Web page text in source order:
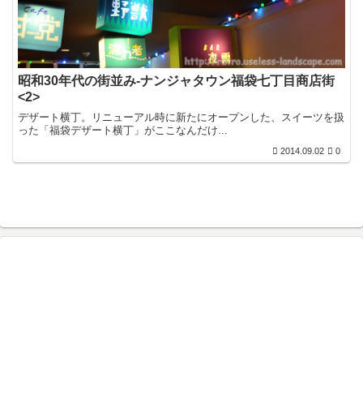
昭和30年代の街並み-ナンジャタウン福袋七丁目商店街
<2>
デザート横丁。リニューアル時に新たにオープンした、スイーツを扱
った「福袋デザート横丁」がここなんだけ...
2014.09.02 0